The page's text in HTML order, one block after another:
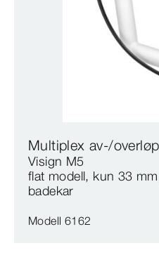
Multiplex av-/overløp
Visign M5
flat modell, kun 33
badekar
Modell 6162